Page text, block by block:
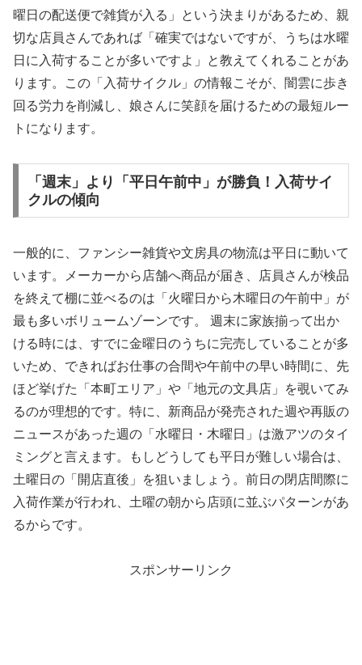
曜日の配送便で雑貨が入る」という決まりがあるため、親
切な店員さんであれば「確実ではないですが、うちは水曜
日に入荷することが多いですよ」と教えてくれることがあ
ります。この「入荷サイクル」の情報こそが、闇雲に歩き
回る労力を削減し、娘さんに笑顔を届けるための最短ルー
トになります。
「週末」より「平日午前中」が勝負！入荷サイ
クルの傾向
一般的に、ファンシー雑貨や文房具の物流は平日に動いて
います。メーカーから店舗へ商品が届き、店員さんが検品
を終えて棚に並べるのは「火曜日から木曜日の午前中」が
最も多いボリュームゾーンです。 週末に家族揃って出か
ける時には、すでに金曜日のうちに完売していることが多
いため、できればお仕事の合間や午前中の早い時間に、先
ほど挙げた「本町エリア」や「地元の文具店」を覗いてみ
るのが理想的です。特に、新商品が発売された週や再販の
ニュースがあった週の「水曜日・木曜日」は激アツのタイ
ミングと言えます。もしどうしても平日が難しい場合は、
土曜日の「開店直後」を狙いましょう。前日の閉店間際に
入荷作業が行われ、土曜の朝から店頭に並ぶパターンがあ
るからです。
スポンサーリンク